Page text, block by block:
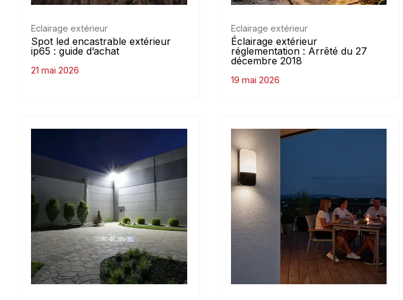
Eclairage extérieur
Spot led encastrable extérieur
ip65 : guide d’achat
21 mai 2026
Eclairage extérieur
Éclairage extérieur
réglementation : Arrêté du 27
décembre 2018
19 mai 2026